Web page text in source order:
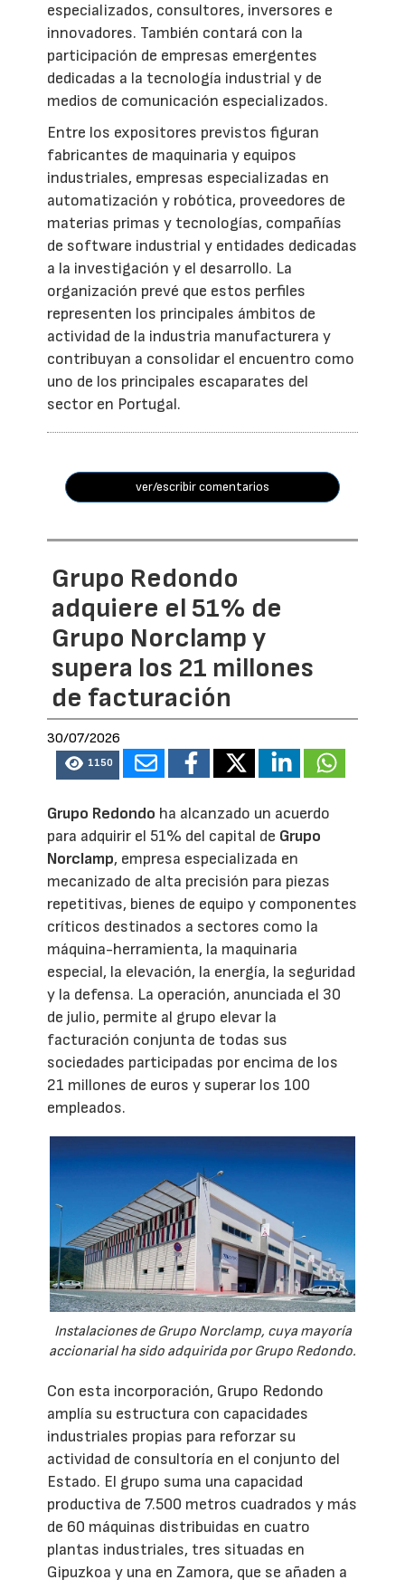
especializados, consultores, inversores e
innovadores. También contará con la
participación de empresas emergentes
dedicadas a la tecnología industrial y de
medios de comunicación especializados.
Entre los expositores previstos figuran
fabricantes de maquinaria y equipos
industriales, empresas especializadas en
automatización y robótica, proveedores de
materias primas y tecnologías, compañías
de software industrial y entidades dedicadas
a la investigación y el desarrollo. La
organización prevé que estos perfiles
representen los principales ámbitos de
actividad de la industria manufacturera y
contribuyan a consolidar el encuentro como
uno de los principales escaparates del
sector en Portugal.
ver/escribir comentarios
Grupo Redondo
adquiere el 51% de
Grupo Norclamp y
supera los 21 millones
de facturación
30/07/2026
1150
Grupo Redondo ha alcanzado un acuerdo
para adquirir el 51% del capital de Grupo
Norclamp, empresa especializada en
mecanizado de alta precisión para piezas
repetitivas, bienes de equipo y componentes
críticos destinados a sectores como la
máquina-herramienta, la maquinaria
especial, la elevación, la energía, la seguridad
y la defensa. La operación, anunciada el 30
de julio, permite al grupo elevar la
facturación conjunta de todas sus
sociedades participadas por encima de los
21 millones de euros y superar los 100
empleados.
Instalaciones de Grupo Norclamp, cuya mayoría
accionarial ha sido adquirida por Grupo Redondo.
Con esta incorporación, Grupo Redondo
amplía su estructura con capacidades
industriales propias para reforzar su
actividad de consultoría en el conjunto del
Estado. El grupo suma una capacidad
productiva de 7.500 metros cuadrados y más
de 60 máquinas distribuidas en cuatro
plantas industriales, tres situadas en
Gipuzkoa y una en Zamora, que se añaden a